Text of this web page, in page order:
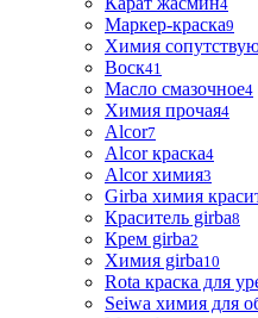
4
Маркер-краска9
Химия
Воск41
Масло смазочное4
Химия прочая4
Alcor7
Alcor краска4
Alcor химия3
Girba химия
Краситель girba8
Крем girba2
Химия girba10
Rota краска для
Seiwa химия для